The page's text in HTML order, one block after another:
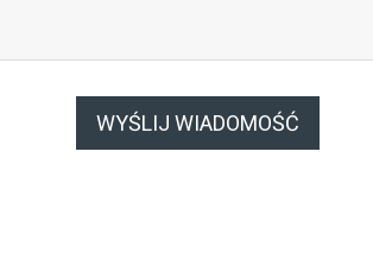
WYŚLIJ WIADOMOŚĆ